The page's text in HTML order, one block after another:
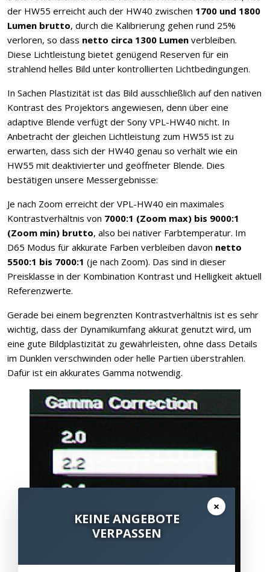
der HW55 erreicht auch der HW40 zwischen 1700 und 1800
Lumen brutto, durch die Kalibrierung gehen rund 25%
verloren, so dass netto circa 1300 Lumen verbleiben.
Diese Lichtleistung bietet genügend Reserven für ein
strahlend helles Bild unter kontrollierten Lichtbedingungen.
In Sachen Plastizität ist das Bild ausschließlich auf den nativen
Kontrast des Projektors angewiesen, denn über eine
adaptive Blende verfügt der Sony VPL-HW40 nicht. In
Anbetracht der gleichen Lichtleistung zum HW55 ist zu
erwarten, dass sich der HW40 genau so verhält wie ein
HW55 mit deaktivierter und geöffneter Blende. Dies
bestätigen unsere Messergebnisse:
Je nach Zoom erreicht der VPL-HW40 ein maximales
Kontrastverhältnis von 7000:1 (Zoom max) bis 9000:1
(Zoom min) brutto, also bei nativer Farbtemperatur. Im
D65 Modus für akkurate Farben verbleiben davon netto
5500:1 bis 7000:1 (je nach Zoom). Das sind in dieser
Preisklasse in der Kombination Kontrast und Helligkeit aktuell
Referenzwerte.
Gerade bei einem begrenzten Kontrastverhältnis ist es sehr
wichtig, dass der Dynamikumfang akkurat genutzt wird, um
eine gute Bildplastizität zu gewährleisten, ohne dass Details
im Dunklen verschwinden oder helle Partien überstrahlen.
Dafür ist ein akkurates Gamma notwendig.
×
KEINE ANGEBOTE
VERPASSEN